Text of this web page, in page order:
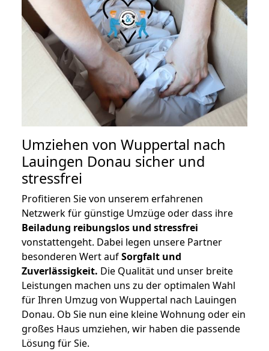
Umziehen von Wuppertal nach
Lauingen Donau sicher und
stressfrei
Profitieren Sie von unserem erfahrenen
Netzwerk für günstige Umzüge oder dass ihre
Beiladung reibungslos und stressfrei
vonstattengeht. Dabei legen unsere Partner
besonderen Wert aufSorgfalt und
Zuverlässigkeit. Die Qualität und unser breite
Leistungen machen uns zu der optimalen Wahl
für Ihren Umzug von Wuppertal nach Lauingen
Donau. Ob Sie nun eine kleine Wohnung oder ein
großes Haus umziehen, wir haben die passende
Lösung für Sie.